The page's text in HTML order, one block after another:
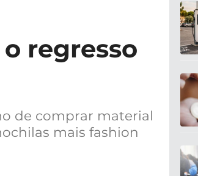
regresso
de comprar material
mais fashion